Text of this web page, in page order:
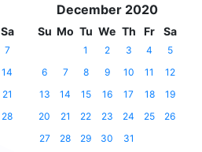
Sa
7
14
21
28
December 2020
Su Mo Tu We Th Fr Sa
1 2 3 4
5
6
7 8 9 10 11
12
13
14 15 16 17 18
19
20
21 22 23 24 25
26
27
28 29 30 31